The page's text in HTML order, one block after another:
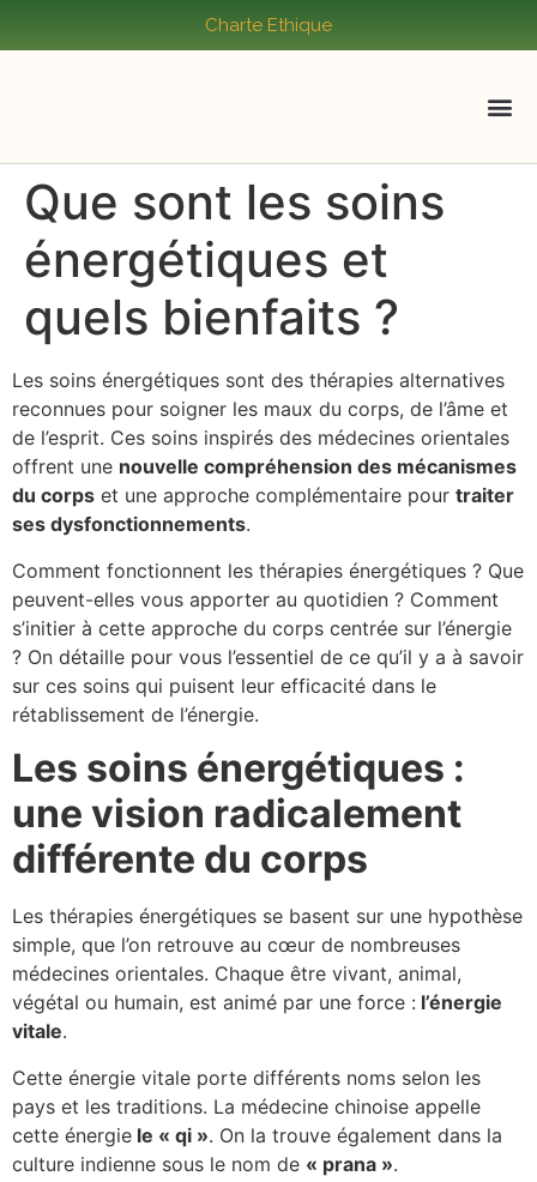
Charte Ethique
Que sont les soins
énergétiques et
quels bienfaits ?
Les soins énergétiques sont des thérapies alternatives
reconnues pour soigner les maux du corps, de l’âme et
de l’esprit. Ces soins inspirés des médecines orientales
offrent une nouvelle compréhension des mécanismes
du corps et une approche complémentaire pour traiter
ses dysfonctionnements.
Comment fonctionnent les thérapies énergétiques ? Que
peuvent-elles vous apporter au quotidien ? Comment
s’initier à cette approche du corps centrée sur l’énergie
? On détaille pour vous l’essentiel de ce qu’il y a à savoir
sur ces soins qui puisent leur efficacité dans le
rétablissement de l’énergie.
Les soins énergétiques :
une vision radicalement
différente du corps
Les thérapies énergétiques se basent sur une hypothèse
simple, que l’on retrouve au cœur de nombreuses
médecines orientales. Chaque être vivant, animal,
végétal ou humain, est animé par une force : l’énergie
vitale.
Cette énergie vitale porte différents noms selon les
pays et les traditions. La médecine chinoise appelle
cette énergie le « qi ». On la trouve également dans la
culture indienne sous le nom de « prana ».